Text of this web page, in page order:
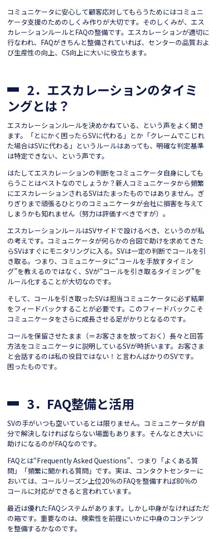
コミュニケータに安心して顧客応対してもらうためにはコミュニ
ケータ支援のためのしくみ作りが大切です。そのしくみが、エス
カレーションルールとFAQの整備です。エスカレーションが適切に
行なわれ、FAQがきちんと整備されていれば、センターの品質およ
び生産性の向上、CS向上に大いに役立ちます。
2．エスカレーションのタイミ
ングとは？
エスカレーションルールを決めかねている、という声をよく聞き
ます。「とにかく困ったらSVに代わる」とか「クレームでこじれ
た場合はSVに代わる」というルールはあっても、明確な判定基準
は特定できない、という声です。
はたしてエスカレーションの判断をコミュニケータ自身にしても
らうことはベストなのでしょうか？新人コミュニケータから頻繁
にエスカレーションされるSVはたまったものではありません。ぎ
りぎりまで頑張るひとりのコミュニケータが会社に損害を与えて
しまうかも知れません（努力は評価すべきですが）。
エスカレーションルールはSVサイドで設けるべき、というのが私
の考えです。コミュニケータが何らかの合図で助けを求めてきた
らSVはすぐにモニタリングに入る。SVは一定の判断でコールを引
き取る。つまり、コミュニケータに“コールを手放すタイミン
グ”を教えるのではなく、SVが“コールを引き取るタイミング”を
ルール化することが大切なのです。
そして、コールを引き取ったSVは担当コミュニケータに必ず結果
をフィードバックすることが必要です。このフィードバックこそ
コミュニケータをさらに成長させる足がかりとなるのです。
コールを保留させたまま（＝お客さまを放っておく）長々と回答
方法をコミュニケータに説明しているSVが時折います。お客さま
と会話するのは私の役目ではない！と言わんばかりのSVです。
困ったものです。
3．FAQ整備と活用
SVの手がいつも空いているとは限りません。コミュニケータが自
分で解決しなければならない場面もあります。そんなとき大いに
助けになるのがFAQなのです。
FAQとは“Frequently Asked Questions”、つまり「よくある質
問」「頻繁に聞かれる質問」です。実は、コンタクトセンターに
おいては、コールリーズン上位20％のFAQを整備すれば80％の
コールに対応ができると言われています。
最近は優れたFAQシステムがあります。しかし中身がなければただ
の箱です。重要なのは、検索性を前提にいかに中身のコンテンツ
を整備するかなのです。